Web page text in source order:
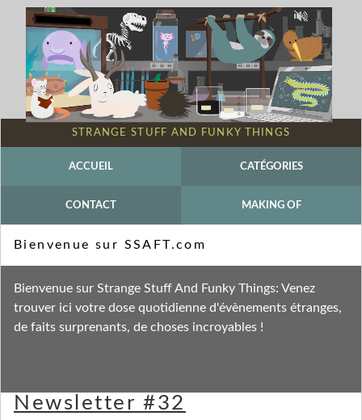
STRANGE STUFF AND FUNKY THINGS
ACCUEIL CATÉGORIES
CONTACT MAKING OF
Fil des commentaires
Newsletter #32
Bienvenue sur SSAFT.com
Bienvenue sur Strange Stuff And Funky Things: Venez
trouver ici votre dose quotidienne d'évènements étranges,
de faits surprenants, de choses incroyables !